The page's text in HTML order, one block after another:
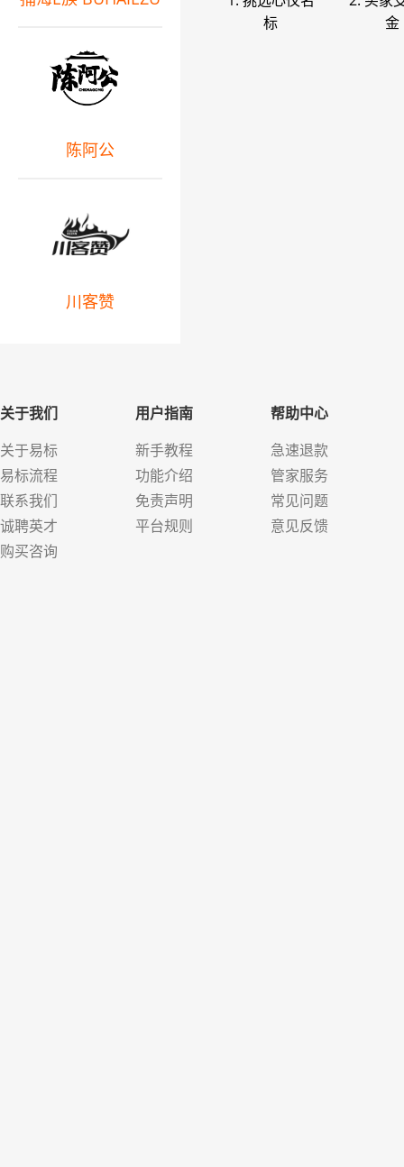
标
金
陈阿公
川客赞
关于我们
关于易标
易标流程
联系我们
诚聘英才
购买咨询
用户指南
新手教程
功能介绍
免责声明
平台规则
帮助中心
急速退款
管家服务
常见问题
意见反馈